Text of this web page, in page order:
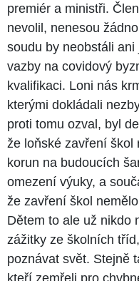
premiér a ministři.
nevolil, nenesou
soudu by neobstáli
vazby na covidový
kvalifikaci. Loni nás
kterými dokládali
proti tomu ozval, byl
že loňské zavření škol
korun na budoucích
omezení výuky, a
že zavření škol
Dětem to ale už nikdo
zážitky ze školních
poznávat svět. Stejně
kteří zemřeli pro